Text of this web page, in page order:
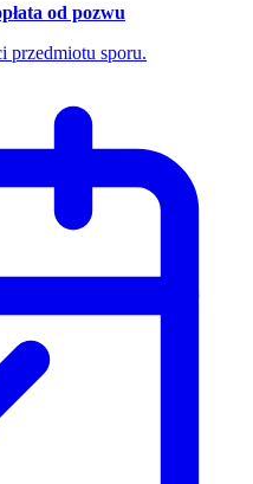
od pozwu
przedmiotu sporu.